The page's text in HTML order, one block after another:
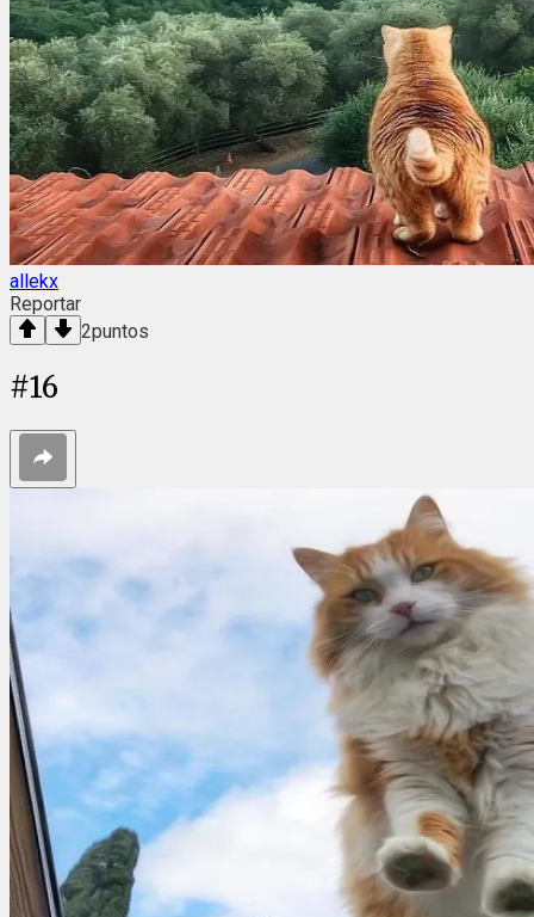
allekx
Reportar
2puntos
#16